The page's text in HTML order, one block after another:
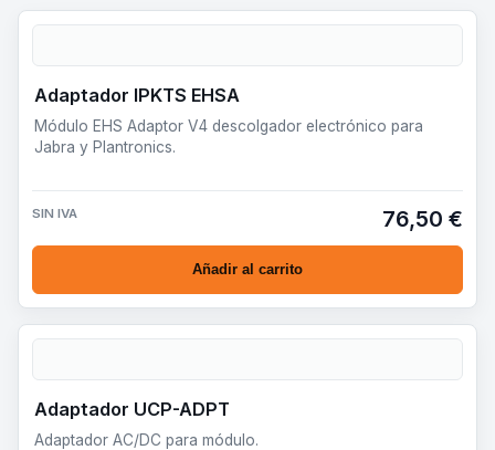
Adaptador IPKTS EHSA
Módulo EHS Adaptor V4 descolgador electrónico para
Jabra y Plantronics.
SIN IVA 76,50 €
Añadir al carrito
Adaptador UCP-ADPT
Adaptador AC/DC para módulo.